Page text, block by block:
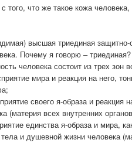
того, что же такое кожа
высшая триединая защитно-
Почему я говорю – триединая?
человека состоит из трех зон
мира и реакция на него,
своего я-образа и реакция
(материя всех внутренних
единства я-образа и мира,
и душевной жизни человека